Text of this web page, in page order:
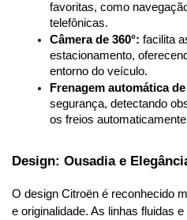
favoritas, como
telefônicas.
Câmera de 360°: facilita
estacionamento,
entorno do veículo.
Frenagem automática
segurança, detectando
os freios
Design: Ousadia e
O design Citroën é reconhecido
e originalidade. As linhas fluidas